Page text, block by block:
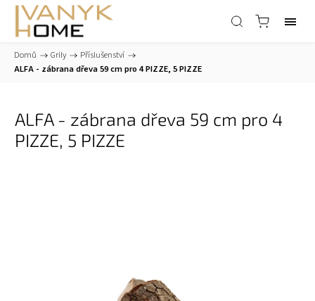
Domů / Grily / Příslušenství /
ALFA - zábrana dřeva 59 cm pro 4 PIZZE, 5 PIZZE
ALFA - zábrana dřeva 59 cm pro 4
PIZZE, 5 PIZZE